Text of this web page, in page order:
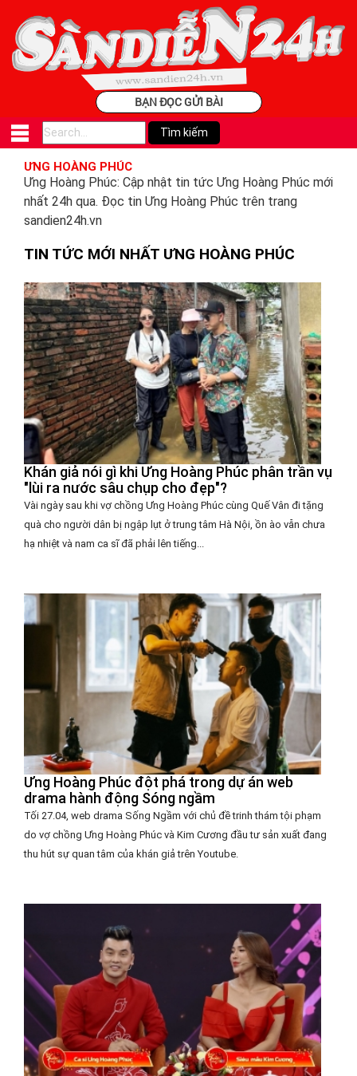
BẠN ĐỌC GỬI BÀI
ƯNG HOÀNG PHÚC
Ưng Hoàng Phúc: Cập nhật tin tức Ưng Hoàng Phúc mới
nhất 24h qua. Đọc tin Ưng Hoàng Phúc trên trang
sandien24h.vn
TIN TỨC MỚI NHẤT ƯNG HOÀNG PHÚC
Khán giả nói gì khi Ưng Hoàng Phúc phân trần vụ
"lùi ra nước sâu chụp cho đẹp"?
Vài ngày sau khi vợ chồng Ưng Hoàng Phúc cùng Quế Vân đi tặng
quà cho người dân bị ngập lụt ở trung tâm Hà Nội, ồn ào vẫn chưa
hạ nhiệt và nam ca sĩ đã phải lên tiếng...
Ưng Hoàng Phúc đột phá trong dự án web
drama hành động Sóng ngầm
Tối 27.04, web drama Sống Ngầm với chủ đề trinh thám tội phạm
do vợ chồng Ưng Hoàng Phúc và Kim Cương đầu tư sản xuất đang
thu hút sự quan tâm của khán giả trên Youtube.